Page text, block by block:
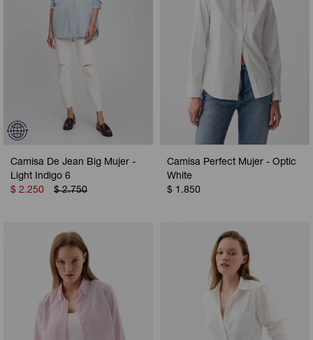
Camisa De Jean Big Mujer -
Light Indigo 6
$ 2.250 $ 2.750
Camisa Perfect Mujer - Optic
White
$ 1.850